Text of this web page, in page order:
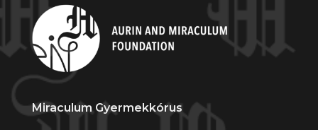
Miraculum Gyermekkórus